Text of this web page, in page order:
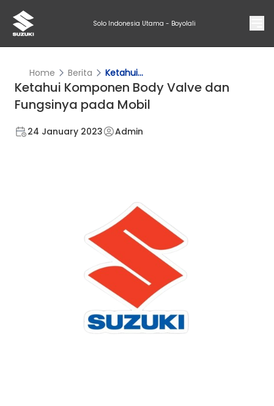
Solo Indonesia Utama - Boyolali
Home Berita Ketahui...
Ketahui Komponen Body Valve dan
Fungsinya pada Mobil
24 January 2023 Admin